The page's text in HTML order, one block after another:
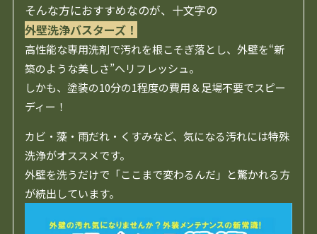
そんな方におすすめなのが、十文字の
外壁洗浄バスターズ！
高性能な専用洗剤で汚れを根こそぎ落とし、外壁を“新
築のような美しさ”へリフレッシュ。
しかも、塗装の10分の1程度の費用＆足場不要でスピー
ディー！
カビ・藻・雨だれ・くすみなど、気になる汚れには特殊
洗浄がオススメです。
外壁を洗うだけで「ここまで変わるんだ」と驚かれる方
が続出しています。